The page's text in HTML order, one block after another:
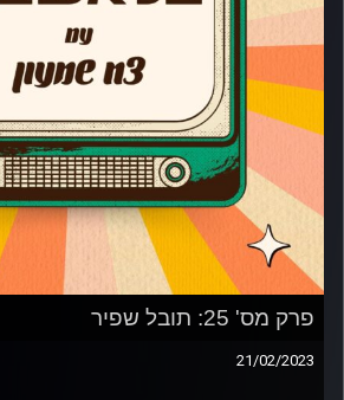
פרק מס' 25: תובל שפיר
21/02/2023